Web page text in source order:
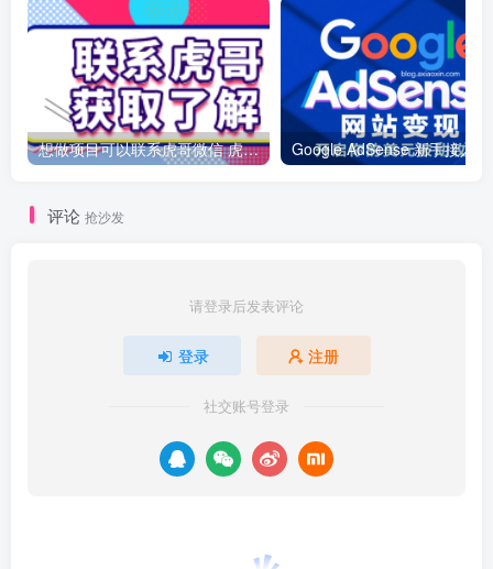
想做项目可以联系虎哥微信 虎哥一对一解答并且远程视频教学
评论 抢沙发
请登录后发表评论
登录 注册
社交账号登录